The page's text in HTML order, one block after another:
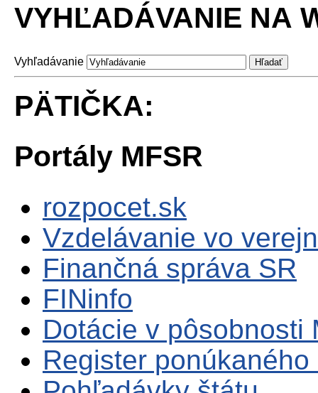
VYHĽADÁVANIE NA
Vyhľadávanie
PÄTIČKA:
Portály MFSR
rozpocet.sk
Vzdelávanie vo
Finančná správa SR
FINinfo
Dotácie v pôsobnosti
Register